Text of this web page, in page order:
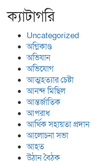
ক্যাটাগরি
Uncategorized
অগ্নিকাণ্ড
অভিযান
অভিযোগ
আত্মহত্যার চেষ্টা
আনন্দ মিছিল
আন্তর্জাতিক
আপরাধ
আর্থিক সহায়তা প্রদান
আলোচনা সভা
আহত
উঠান বৈঠক